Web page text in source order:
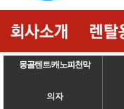
몽골텐트/캐노피천막
의자